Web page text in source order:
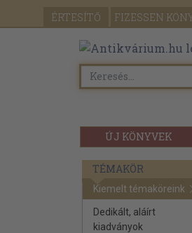
ÉRTESÍTŐ FIZESSEN
ÚJ KÖNYVEK
TÉMAKÖR
Kiemelt témaköreink
Dedikált, aláírt
kiadványok